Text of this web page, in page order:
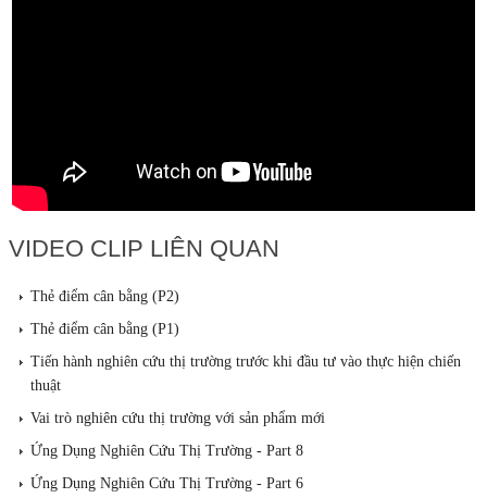
VIDEO CLIP LIÊN QUAN
Thẻ điểm cân bằng (P2)
Thẻ điểm cân bằng (P1)
Tiến hành nghiên cứu thị trường trước khi đầu tư vào thực hiện chiến
thuật
Vai trò nghiên cứu thị trường với sản phẩm mới
Ứng Dụng Nghiên Cứu Thị Trường - Part 8
Ứng Dụng Nghiên Cứu Thị Trường - Part 6